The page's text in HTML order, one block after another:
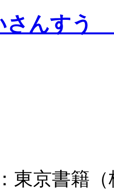
さんすう
東京書籍